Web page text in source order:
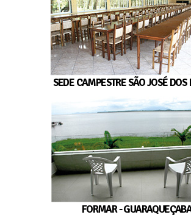
SEDE CAMPESTRE SÃO JOSÉ DOS
FORMAR -